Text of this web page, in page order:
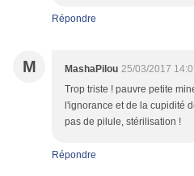
Répondre
M MashaPilou 25/03/2017
Trop triste ! pauvre petite
l'ignorance et de la cupidité
pas de pilule, stérilisation !
Répondre